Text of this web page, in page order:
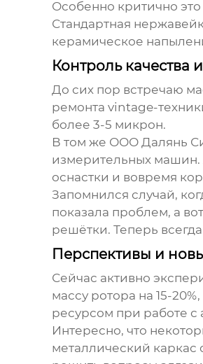
Особенно критично
Стандартная
керамическое
Контроль качества
До сих пор встречаю
ремонта vintage-
более 3-5 микрон.
В том же ООО Далянь
измерительных машин.
оснастки и вовремя
Запомнился случай,
показала проблем, а
решётки. Теперь
Перспективы и
Сейчас активно
массу ротора на 15-
ресурсом при работе
Интересно, что
металлический каркас